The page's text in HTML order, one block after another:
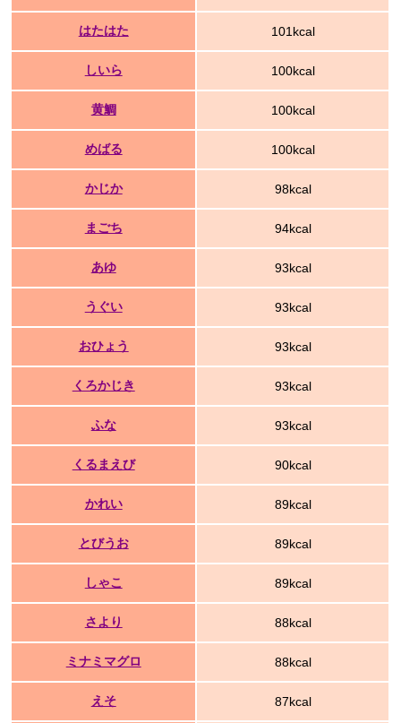
はたはた 101kcal
しいら 100kcal
黄鯛 100kcal
めばる 100kcal
かじか 98kcal
まごち 94kcal
あゆ 93kcal
うぐい 93kcal
おひょう 93kcal
くろかじき 93kcal
ふな 93kcal
くるまえび 90kcal
かれい 89kcal
とびうお 89kcal
しゃこ 89kcal
さより 88kcal
ミナミマグロ 88kcal
えそ 87kcal